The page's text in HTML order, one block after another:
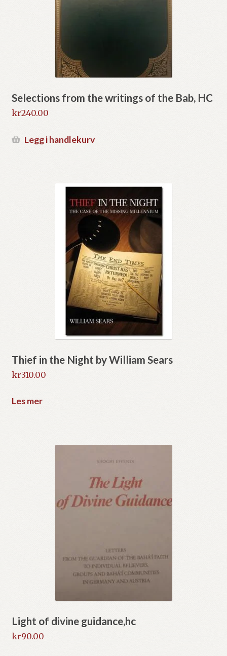
Selections from the writings of the Bab, HC
kr240.00
Legg i handlekurv
Thief in the Night by William Sears
kr310.00
Les mer
Light of divine guidance,hc
kr90.00